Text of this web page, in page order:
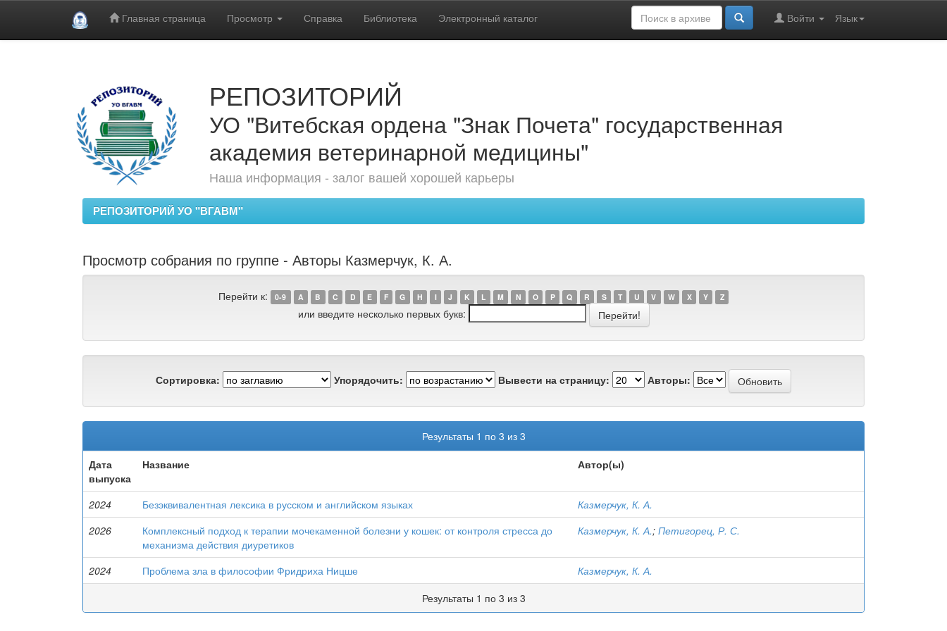
Главная страница Просмотр Справка Библиотека Электронный каталог Язык
Войти
РЕПОЗИТОРИЙ
УО "Витебская ордена "Знак Почета" государственная
академия ветеринарной медицины"
Наша информация - залог вашей хорошей карьеры
РЕПОЗИТОРИЙ УО "ВГАВМ"
Просмотр собрания по группе - Авторы Казмерчук, К. А.
Перейти к: 0-9 A B C D E F G H I J K L M N O P Q R S T U V W X Y Z
или введите несколько первых букв:
Сортировка: Упорядочить: Вывести на страницу: Авторы:
Результаты 1 по 3 из 3
Дата
выпуска
Название Автор(ы)
2024 Безэквивалентная лексика в русском и английском языках
Казмерчук, К. А.
2026
Комплексный подход к терапии мочекаменной болезни у кошек: от контроля стресса до
механизма действия диуретиков
Казмерчук, К. А.; Петигорец, Р. С.
2024 Проблема зла в философии Фридриха Ницше
Казмерчук, К. А.
Результаты 1 по 3 из 3